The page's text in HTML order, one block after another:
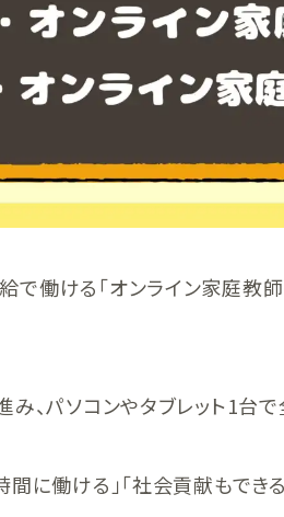
で働ける「オンライン家庭教
、パソコンやタブレット1台
間に働ける」「社会貢献もでき